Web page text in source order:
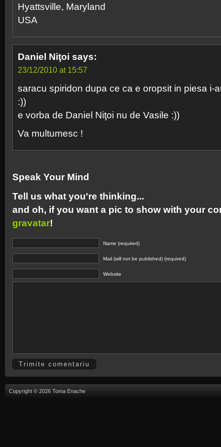
Hyattsville, Maryland
USA
Daniel Niţoi says:
23/12/2010 at 15:57
saracu spiridon dupa ce ca e oropsit in piesa i-
:))
e vorba de Daniel Niţoi nu de Vasile :))
Va multumesc !
Speak Your Mind
Tell us what you're thinking...
and oh, if you want a pic to show with your
gravatar!
Name (required)
Mail (will not be published) (required)
Website
Copyright © 2026 Toma Enache